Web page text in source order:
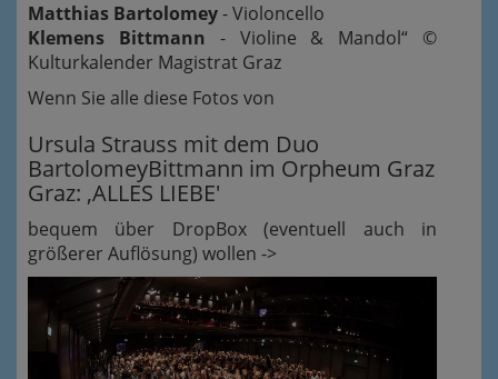
Matthias Bartolomey- Violoncello
Klemens Bittmann - Violine & Mandol“ ©
Kulturkalender Magistrat Graz
Wenn Sie alle diese Fotos von
Ursula Strauss mit dem Duo
BartolomeyBittmann im Orpheum Graz
Graz: ‚ALLES LIEBE'
bequem über DropBox (eventuell auch in
größerer Auflösung) wollen ->